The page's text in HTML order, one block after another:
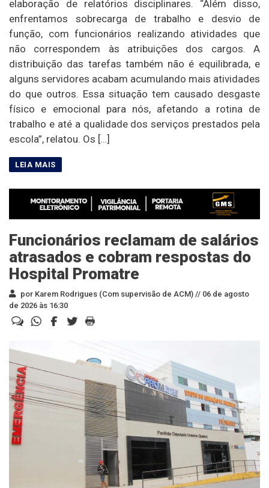
elaboração de relatórios disciplinares. “Além disso,
enfrentamos sobrecarga de trabalho e desvio de
função, com funcionários realizando atividades que
não correspondem às atribuições dos cargos. A
distribuição das tarefas também não é equilibrada, e
alguns servidores acabam acumulando mais atividades
do que outros. Essa situação tem causado desgaste
físico e emocional para nós, afetando a rotina de
trabalho e até a qualidade dos serviços prestados pela
escola”, relatou. Os […]
Funcionários reclamam de salários
atrasados e cobram respostas do
Hospital Promatre
por Karem Rodrigues (Com supervisão de ACM) // 06 de agosto
de 2026 às 16:30